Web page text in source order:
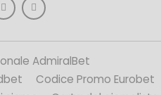
AdmiralBet
Codice Promo Eurobet